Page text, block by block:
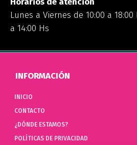
Lunes a Viernes de 10:00 a 18:00
a 14:00 Hs
INFORMACIÓN
INICIO
CONTACTO
¿DÓNDE ESTAMOS?
POLÍTICAS DE PRIVACIDAD